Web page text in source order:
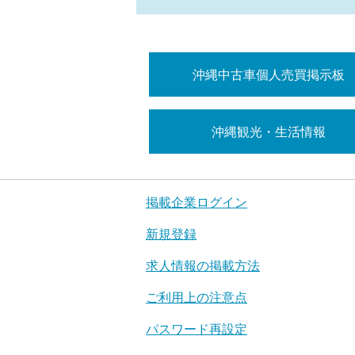
沖縄中古車個人売買掲示板
沖縄観光・生活情報
掲載企業ログイン
新規登録
求人情報の掲載方法
ご利用上の注意点
パスワード再設定